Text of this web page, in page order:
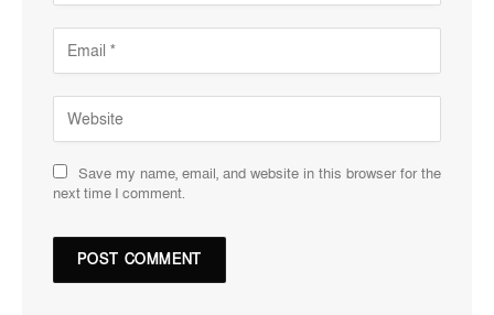
Save my name, email, and website in this browser for the
next time I comment.